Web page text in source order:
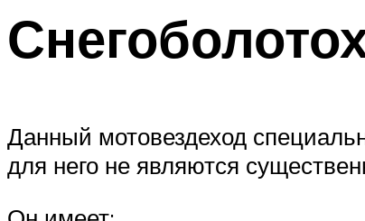
Данный мотовездеход
для него не являются